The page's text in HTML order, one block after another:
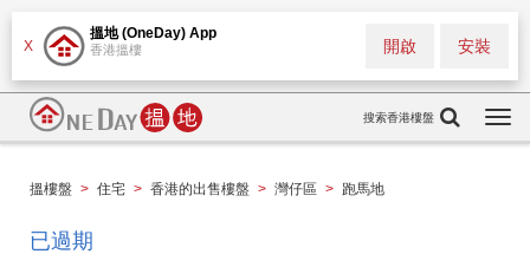
X
搵地 (OneDay) App
香港搵樓 安裝
開啟
搜索香港樓盤
搵樓盤 > 住宅 > 香港的出售樓盤 > 灣仔區 > 跑馬地
已過期